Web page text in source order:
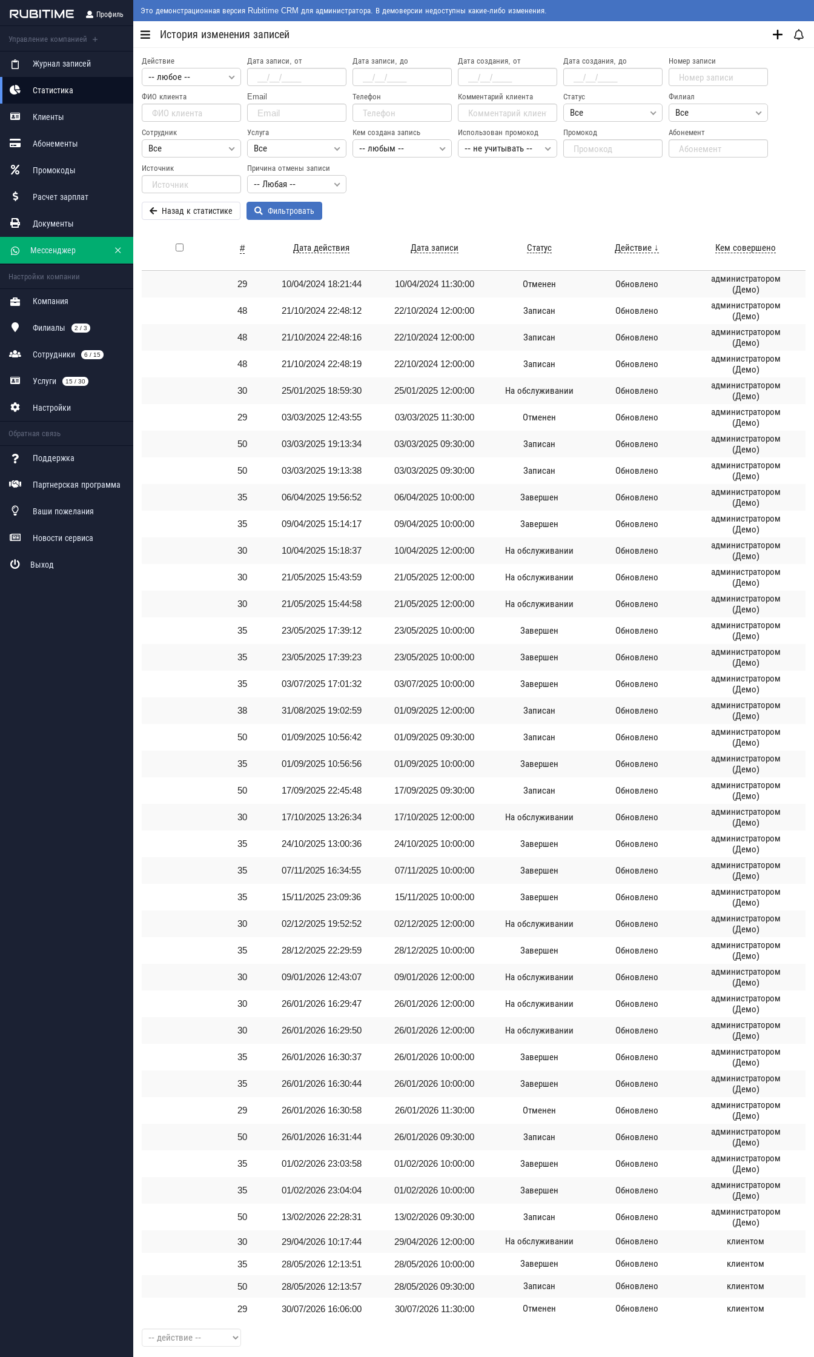
Профиль
Управление компанией
Журнал записей
Статистика
Клиенты
Абонементы
Промокоды
Расчет зарплат
Документы
Мессенджер
Настройки компании
Компания
Филиалы 2 / 3
Сотрудники 6 / 15
Услуги 15 / 30
Настройки
Обратная связь
Поддержка
Партнерская программа
Ваши пожелания
Новости сервиса
Выход
Это демонстрационная версия Rubitime CRM для администратора. В демоверсии недоступны какие-либо изменения.
История изменения записей
Действие
-- любое --
Дата записи, от Дата записи, до Дата создания, от Дата создания, до Номер записи
ФИО клиента Email Телефон Комментарий клиента Статус
Все
Филиал
Все
Сотрудник
Все
Услуга
Все
Кем создана запись
-- любым --
Использован промокод
-- не учитывать --
Промокод Абонемент
Источник Причина отмены записи
-- Любая --
Назад к статистике Фильтровать
# Дата действия Дата записи Статус Действие ↓ Кем совершено
29 10/04/2024 18:21:44 10/04/2024 11:30:00 Отменен Обновлено
администратором
(Демо)
48 21/10/2024 22:48:12 22/10/2024 12:00:00 Записан Обновлено
администратором
(Демо)
48 21/10/2024 22:48:16 22/10/2024 12:00:00 Записан Обновлено
администратором
(Демо)
48 21/10/2024 22:48:19 22/10/2024 12:00:00 Записан Обновлено
администратором
(Демо)
30 25/01/2025 18:59:30 25/01/2025 12:00:00 На обслуживании Обновлено
администратором
(Демо)
29 03/03/2025 12:43:55 03/03/2025 11:30:00 Отменен Обновлено
администратором
(Демо)
50 03/03/2025 19:13:34 03/03/2025 09:30:00 Записан Обновлено
администратором
(Демо)
50 03/03/2025 19:13:38 03/03/2025 09:30:00 Записан Обновлено
администратором
(Демо)
35 06/04/2025 19:56:52 06/04/2025 10:00:00 Завершен Обновлено
администратором
(Демо)
35 09/04/2025 15:14:17 09/04/2025 10:00:00 Завершен Обновлено
администратором
(Демо)
30 10/04/2025 15:18:37 10/04/2025 12:00:00 На обслуживании Обновлено
администратором
(Демо)
30 21/05/2025 15:43:59 21/05/2025 12:00:00 На обслуживании Обновлено
администратором
(Демо)
30 21/05/2025 15:44:58 21/05/2025 12:00:00 На обслуживании Обновлено
администратором
(Демо)
35 23/05/2025 17:39:12 23/05/2025 10:00:00 Завершен Обновлено
администратором
(Демо)
35 23/05/2025 17:39:23 23/05/2025 10:00:00 Завершен Обновлено
администратором
(Демо)
35 03/07/2025 17:01:32 03/07/2025 10:00:00 Завершен Обновлено
администратором
(Демо)
38 31/08/2025 19:02:59 01/09/2025 12:00:00 Записан Обновлено
администратором
(Демо)
50 01/09/2025 10:56:42 01/09/2025 09:30:00 Записан Обновлено
администратором
(Демо)
35 01/09/2025 10:56:56 01/09/2025 10:00:00 Завершен Обновлено
администратором
(Демо)
50 17/09/2025 22:45:48 17/09/2025 09:30:00 Записан Обновлено
администратором
(Демо)
30 17/10/2025 13:26:34 17/10/2025 12:00:00 На обслуживании Обновлено
администратором
(Демо)
35 24/10/2025 13:00:36 24/10/2025 10:00:00 Завершен Обновлено
администратором
(Демо)
35 07/11/2025 16:34:55 07/11/2025 10:00:00 Завершен Обновлено
администратором
(Демо)
35 15/11/2025 23:09:36 15/11/2025 10:00:00 Завершен Обновлено
администратором
(Демо)
30 02/12/2025 19:52:52 02/12/2025 12:00:00 На обслуживании Обновлено
администратором
(Демо)
35 28/12/2025 22:29:59 28/12/2025 10:00:00 Завершен Обновлено
администратором
(Демо)
30 09/01/2026 12:43:07 09/01/2026 12:00:00 На обслуживании Обновлено
администратором
(Демо)
30 26/01/2026 16:29:47 26/01/2026 12:00:00 На обслуживании Обновлено
администратором
(Демо)
30 26/01/2026 16:29:50 26/01/2026 12:00:00 На обслуживании Обновлено
администратором
(Демо)
35 26/01/2026 16:30:37 26/01/2026 10:00:00 Завершен Обновлено
администратором
(Демо)
35 26/01/2026 16:30:44 26/01/2026 10:00:00 Завершен Обновлено
администратором
(Демо)
29 26/01/2026 16:30:58 26/01/2026 11:30:00 Отменен Обновлено
администратором
(Демо)
50 26/01/2026 16:31:44 26/01/2026 09:30:00 Записан Обновлено
администратором
(Демо)
35 01/02/2026 23:03:58 01/02/2026 10:00:00 Завершен Обновлено
администратором
(Демо)
35 01/02/2026 23:04:04 01/02/2026 10:00:00 Завершен Обновлено
администратором
(Демо)
50 13/02/2026 22:28:31 13/02/2026 09:30:00 Записан Обновлено
администратором
(Демо)
30
29/04/2026 10:17:44 29/04/2026 12:00:00 На обслуживании Обновлено клиентом
35 28/05/2026 12:13:51 28/05/2026 10:00:00 Завершен Обновлено клиентом
50 28/05/2026 12:13:57 28/05/2026 09:30:00 Записан Обновлено клиентом
29 30/07/2026 16:06:00 30/07/2026 11:30:00 Отменен Обновлено клиентом